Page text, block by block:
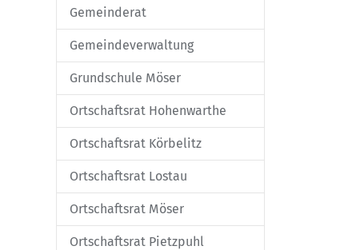
Gemeinderat
Gemeindeverwaltung
Grundschule Möser
Ortschaftsrat Hohenwarthe
Ortschaftsrat Körbelitz
Ortschaftsrat Lostau
Ortschaftsrat Möser
Ortschaftsrat Pietzpuhl